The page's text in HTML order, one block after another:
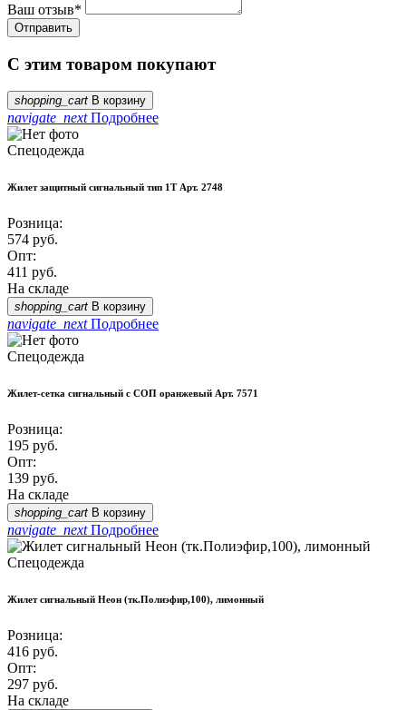
Ваш отзыв*
С этим товаром покупают
shopping_cart В корзину
navigate_nextПодробнее
Спецодежда
Жилет защитный сигнальный тип 1Т Арт. 2748
Розница:
574 руб.
Опт:
411 руб.
На складе
shopping_cart В корзину
navigate_nextПодробнее
Спецодежда
Жилет-сетка сигнальный с СОП оранжевый Арт. 7571
Розница:
195 руб.
Опт:
139 руб.
На складе
shopping_cart В корзину
navigate_nextПодробнее
Спецодежда
Жилет сигнальный Неон (тк.Полиэфир,100), лимонный
Розница:
416 руб.
Опт:
297 руб.
На складе